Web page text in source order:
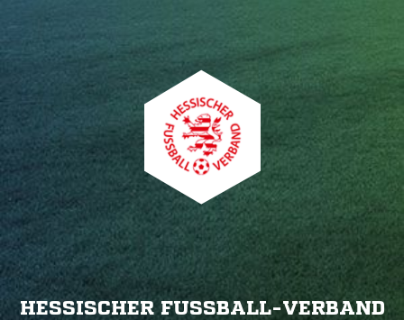
HESSISCHER FUSSBALL-VERBAND